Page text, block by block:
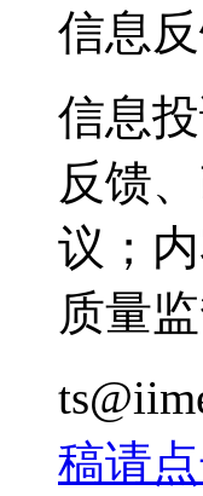
信息
信息
反馈
议；
质量
稿请